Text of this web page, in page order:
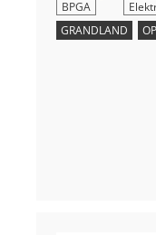
BPGA
GRANDLAND